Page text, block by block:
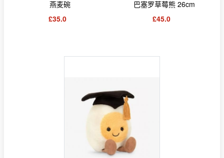
燕麦碗
£35.0
巴塞罗草莓熊 26cm
£45.0